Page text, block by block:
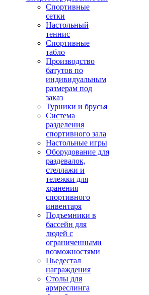
Спортивные
сетки
Настольный
теннис
Спортивные
табло
Производство
батутов по
индивидуальным
размерам под
заказ
Турники и брусья
Система
разделения
спортивного зала
Настольные игры
Оборудование для
раздевалок,
стеллажи и
тележки для
хранения
спортивного
инвентаря
Подъемники в
бассейн для
людей с
ограниченными
возможностями
Пьедестал
награждения
Столы для
армреслинга